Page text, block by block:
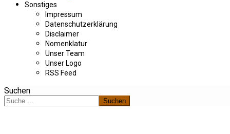
Sonstiges
Impressum
Datenschutzerklärung
Disclaimer
Nomenklatur
Unser Team
Unser Logo
RSS Feed
Suchen
Suchen